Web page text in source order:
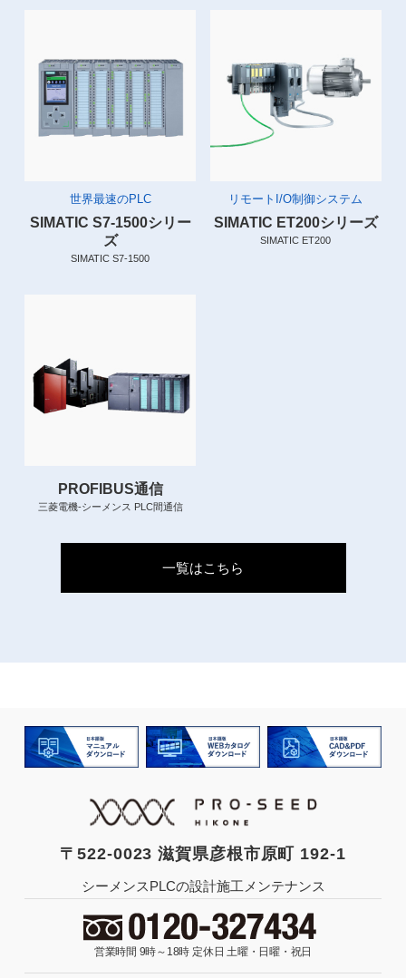
世界最速のPLC
SIMATIC S7-1500シリー
ズ
SIMATIC S7-1500
リモートI/O制御システム
SIMATIC ET200シリーズ
SIMATIC ET200
PROFIBUS通信
三菱電機-シーメンス PLC間通信
一覧はこちら
〒522-0023 滋賀県彦根市原町 192-1
シーメンスPLCの設計施工メンテナンス
営業時間 9時～18時 定休日 土曜・日曜・祝日